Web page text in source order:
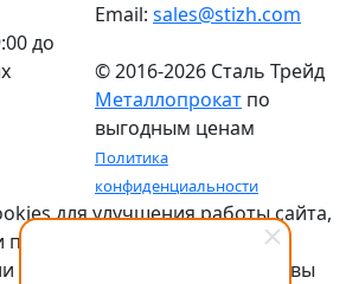
до
Email: sales@stizh.com
© 2016-2026 Сталь Трейд
Металлопрокат по
выгодным ценам
Политика
конфиденциальности
для улучшения работы сайта,
кликая на кнопку "Понятно", вы